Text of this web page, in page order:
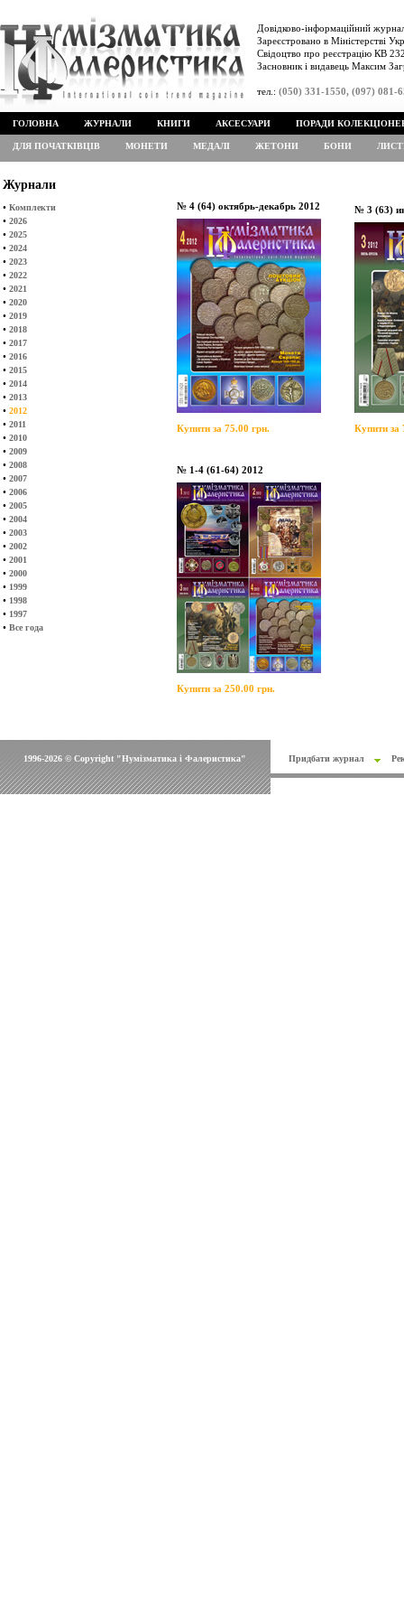
Довідково-інформаційний
Зареєстровано в Міністерстві
Свідоцтво про реєстрацію КВ
Засновник і видавець Максим
тел.: (050) 331-1550, (097) 081-
ГОЛОВНА ЖУРНАЛИ КНИГИ АКСЕСУАРИ ПОРАДИ
ДЛЯ ПОЧАТКІВЦІВ МОНЕТИ МЕДАЛІ ЖЕТОНИ БОНИ
Журнали
• Комплекти
• 2026
• 2025
• 2024
• 2023
• 2022
• 2021
• 2020
• 2019
• 2018
• 2017
• 2016
• 2015
• 2014
• 2013
• 2012
• 2011
• 2010
• 2009
• 2008
• 2007
• 2006
• 2005
• 2004
• 2003
• 2002
• 2001
• 2000
• 1999
• 1998
• 1997
• Все года
№ 4 (64) октябрь-декабрь 2012
Купити за 75.00 грн.
№ 3 (63)
Купити за
№ 1-4 (61-64) 2012
Купити за 250.00 грн.
1996-2026 © Copyright "Нумізматика і Фалеристика" Придбати журнал